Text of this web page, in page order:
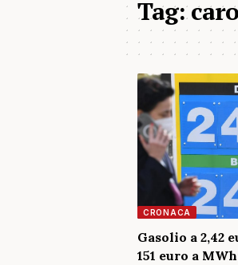
Tag:
CRONACA
Gasolio a 2,42
151 euro a